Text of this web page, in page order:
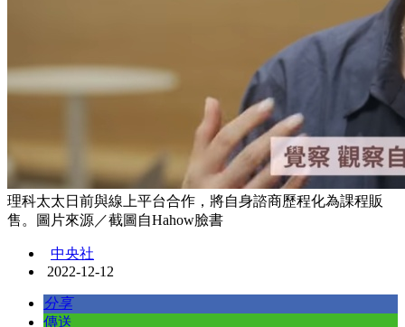
理科太太日前與線上平台合作，將自身諮商歷程化為課程販
售。圖片來源／截圖自Hahow臉書
中央社
2022-12-12
分享
傳送